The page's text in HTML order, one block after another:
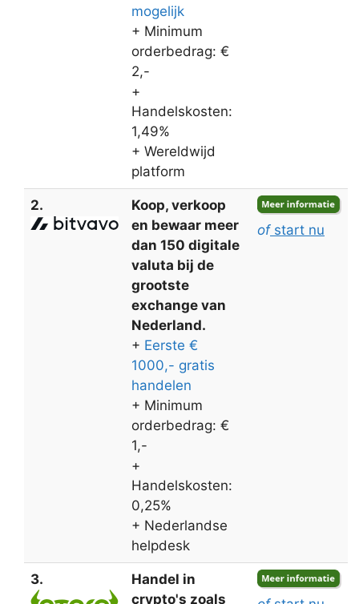
mogelijk
+ Minimum
orderbedrag: €
2,-
+
Handelskosten:
1,49%
+ Wereldwijd
platform
2.
Koop, verkoop
en bewaar meer
dan 150 digitale
valuta bij de
grootste
exchange van
Nederland.
+ Eerste €
1000,- gratis
handelen
+ Minimum
orderbedrag: €
1,-
+
Handelskosten:
0,25%
+ Nederlandse
helpdesk
ofstart nu
3.
Handel in
crypto's zoals